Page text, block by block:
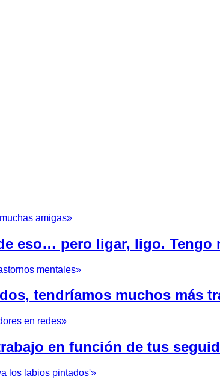
eso… pero ligar, ligo. Tengo
tendríamos muchos más
en función de tus